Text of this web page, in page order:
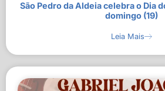
São Pedro da Aldeia celebra o Dia
domingo (19)
Leia Mais